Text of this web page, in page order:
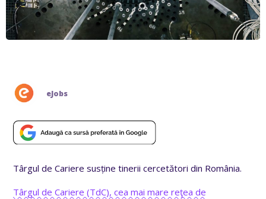
eJobs
Târgul de Cariere susține tinerii cercetători din România.
Târgul de Cariere (TdC), cea mai mare reţea de